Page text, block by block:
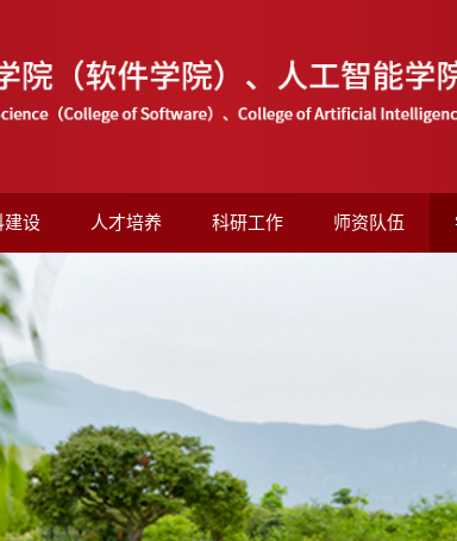
建设 人才培养 科研工作 师资队伍